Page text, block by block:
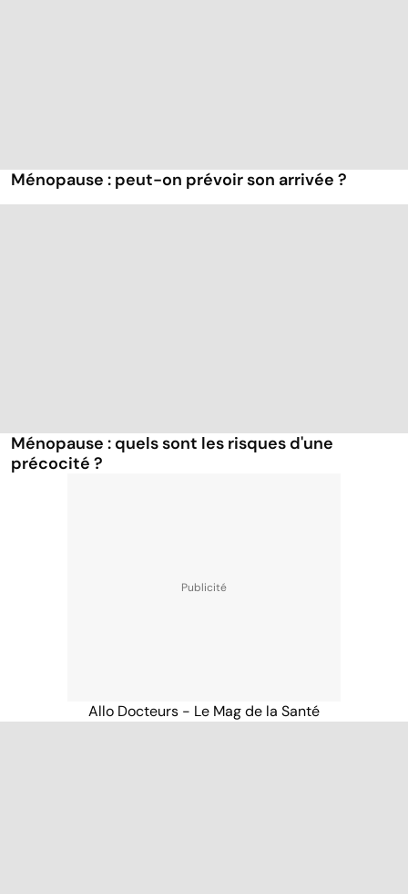
Ménopause : peut-on prévoir son arrivée ?
Ménopause : quels sont les risques d'une
précocité ?
Allo Docteurs - Le Mag de la Santé